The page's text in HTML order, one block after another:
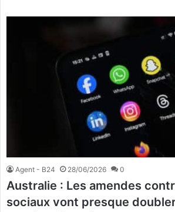
Agent - B24 28/06/2026 0
Australie : Les amendes
sociaux vont presque